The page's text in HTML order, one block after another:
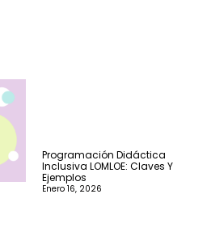
Programación Didáctica
Inclusiva LOMLOE: Claves Y
Ejemplos
Enero 16, 2026